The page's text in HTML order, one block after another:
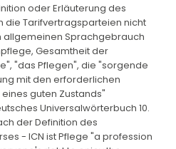
oder Erläuterung des
die Tarifvertragsparteien nicht
Sprachgebrauch
Gesamtheit der
"das Pflegen", die "sorgende
mit den erforderlichen
guten Zustands"
Universalwörterbuch 10.
der Definition des
- ICN ist Pflege "a profession